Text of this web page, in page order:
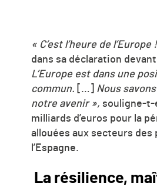
« C’est l’heure de l’Europe
dans sa déclaration
L’Europe est dans une
commun. […] Nous
notre avenir », souligne-t-
milliards d’euros pour la
allouées aux secteurs des
l’Espagne.
La résilience,